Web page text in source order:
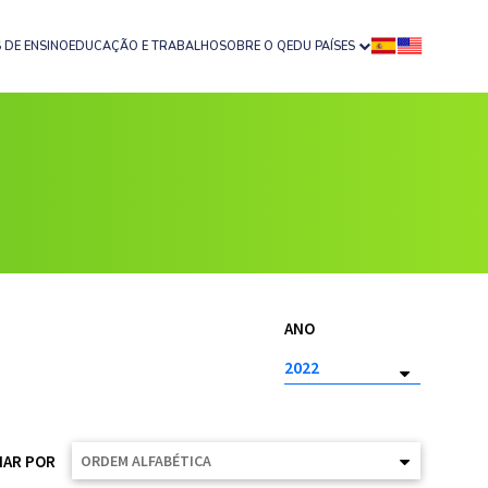
ENSINOEDUCAÇÃO E TRABALHOSOBRE O QEDU PAÍSES
ANO
POR